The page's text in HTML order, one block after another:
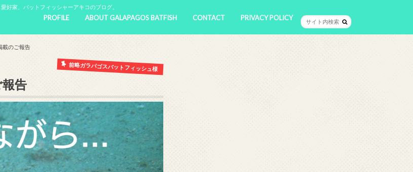
好家、バットフィッシャーアキコのブログ。
PROFILE ABOUT GALAPAGOS BATFISH CONTACT PRIVACY POLICY
載のご報告
前略ガラパゴスバットフィッシュ様
告